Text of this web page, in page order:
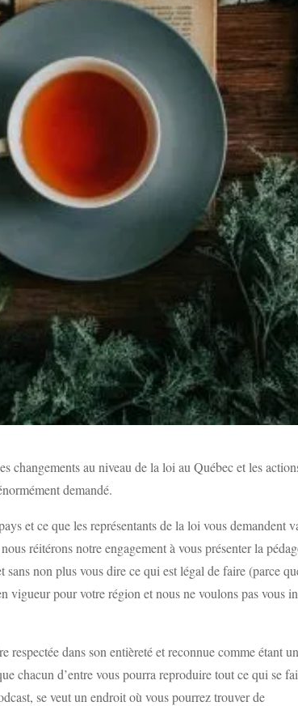
changements au niveau de la loi au Québec et les
demandé.
et ce que les représentants de la loi vous demandent
réitérons notre engagement à vous présenter la
non plus vous dire ce qui est légal de faire (parce
vigueur pour votre région et nous ne voulons pas vous
respectée dans son entièreté et reconnue comme étant
chacun d’entre vous pourra reproduire tout ce qui se
se veut un endroit où vous pourrez trouver de